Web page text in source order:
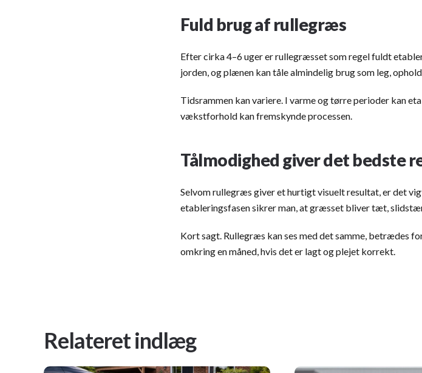
Fuld brug af rullegræs
Efter cirka 4–6 uger er rullegræsset som regel fuldt
jorden, og plænen kan tåle almindelig brug som leg,
Tidsrammen kan variere. I varme og tørre perioder kan
vækstforhold kan fremskynde processen.
Tålmodighed giver det bedste
Selvom rullegræs giver et hurtigt visuelt resultat, er det
etableringsfasen sikrer man, at græsset bliver tæt,
Kort sagt. Rullegræs kan ses med det samme, betrædes
omkring en måned, hvis det er lagt og plejet korrekt.
Relateret indlæg